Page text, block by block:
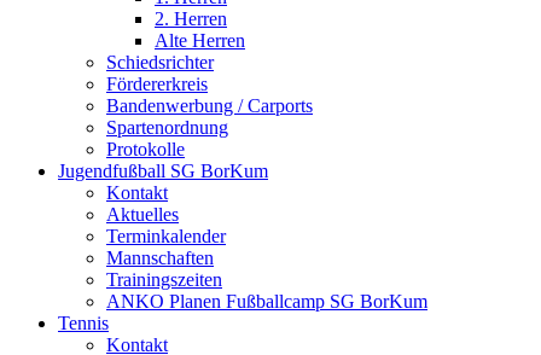
2. Herren
Alte Herren
Schiedsrichter
Fördererkreis
Bandenwerbung / Carports
Spartenordnung
Protokolle
Jugendfußball SG BorKum
Kontakt
Aktuelles
Terminkalender
Mannschaften
Trainingszeiten
ANKO Planen Fußballcamp SG BorKum
Tennis
Kontakt